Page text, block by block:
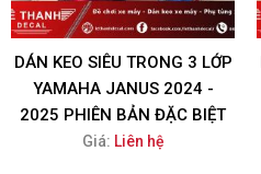
DÁN KEO SIÊU TRONG 3 LỚP
YAMAHA JANUS 2024 -
2025 PHIÊN BẢN ĐẶC BIỆT
Giá: Liên hệ